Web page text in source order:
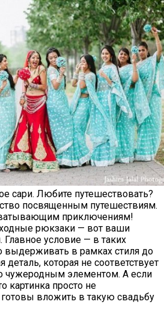
сари. Любите путешествовать?
посвященным путешествиям.
приключениям!
рюкзаки — вот ваши
условие — в таких
выдерживать в рамках стиля до
которая не соответствует
чужеродным элементом. А если
картинка просто не
вложить в такую свадьбу